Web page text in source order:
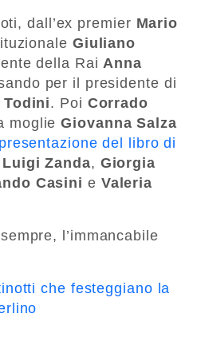
dall’ex premier Mario
Giuliano
della RaiAnna
per il presidente di
. Poi Corrado
moglieGiovanna Salza
del libro di
Luigi Zanda, Giorgia
Casini e Valeria
l’immancabile
che festeggiano la